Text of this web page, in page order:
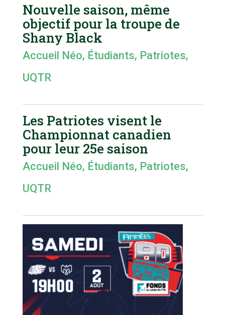
Nouvelle saison, même
objectif pour la troupe de
Shany Black
Accueil Néo, Étudiants, Patriotes,
UQTR
Les Patriotes visent le
Championnat canadien
pour leur 25e saison
Accueil Néo, Étudiants, Patriotes,
UQTR